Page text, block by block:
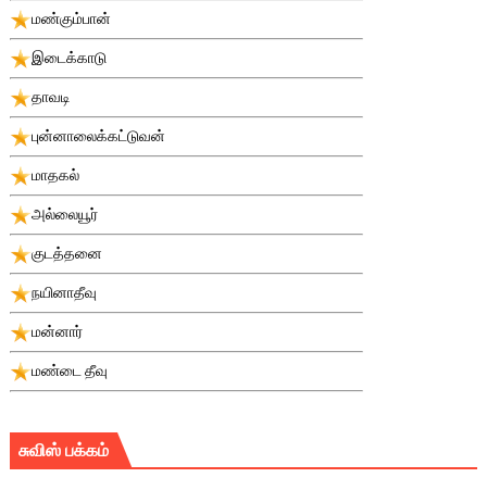
மண்கும்பான்
இடைக்காடு
தாவடி
புன்னாலைக்கட்டுவன்
மாதகல்
அல்லையூர்
குடத்தனை
நயினாதீவு
மன்னார்
மண்டை தீவு
சுவிஸ் பக்கம்